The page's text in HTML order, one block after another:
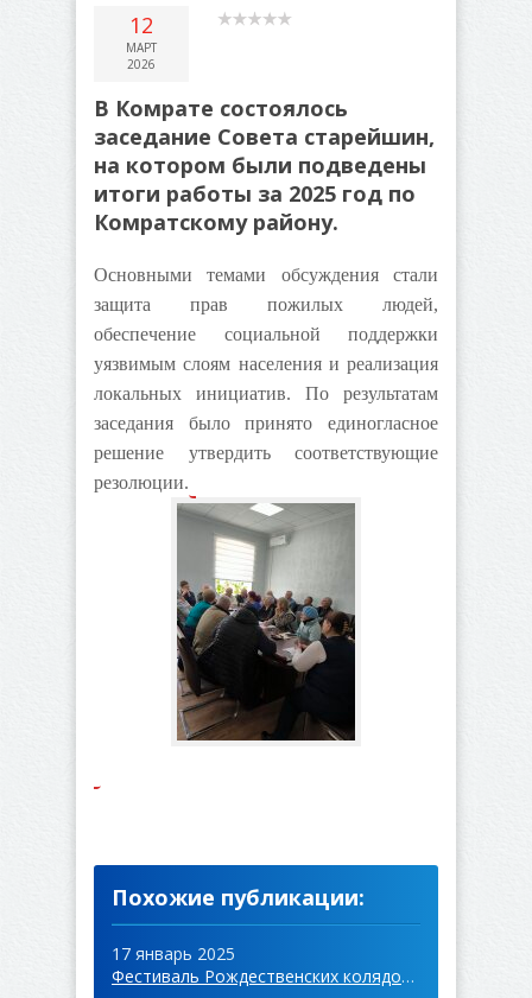
12
МАРТ
2026
В Комрате состоялось
заседание Совета старейшин,
на котором были подведены
итоги работы за 2025 год по
Комратскому району.
Основными темами обсуждения стали
защита прав пожилых людей,
обеспечение социальной поддержки
уязвимым слоям населения и реализация
локальных инициатив. По результатам
заседания было принято единогласное
решение утвердить соответствующие
резолюции.
Похожие публикации:
17 январь 2025
Фестиваль Рождественских колядок "Halk Yeni Yil Adetleri"